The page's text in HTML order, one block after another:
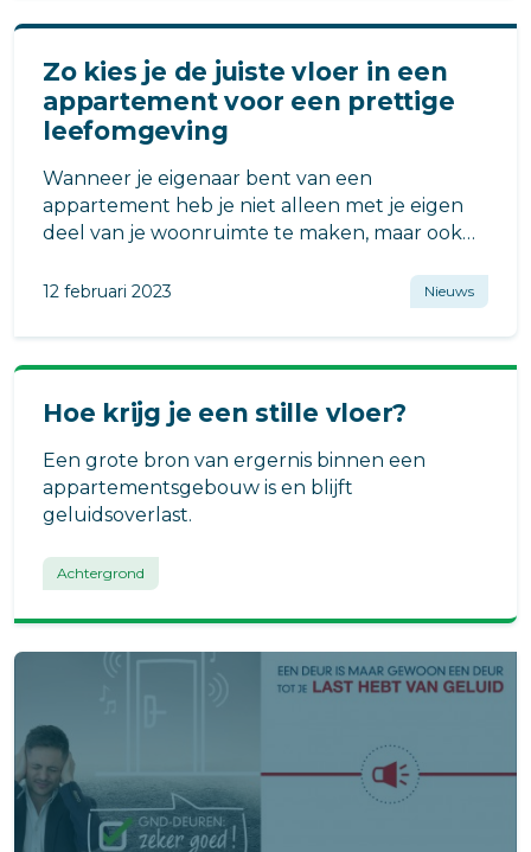
Zo kies je de juiste vloer in een
appartement voor een prettige
leefomgeving
Wanneer je eigenaar bent van een
appartement heb je niet alleen met je eigen
deel van je woonruimte te maken, maar ook
12 februari 2023 Nieuws
Hoe krijg je een stille vloer?
Een grote bron van ergernis binnen een
appartementsgebouw is en blijft
geluidsoverlast.
Achtergrond